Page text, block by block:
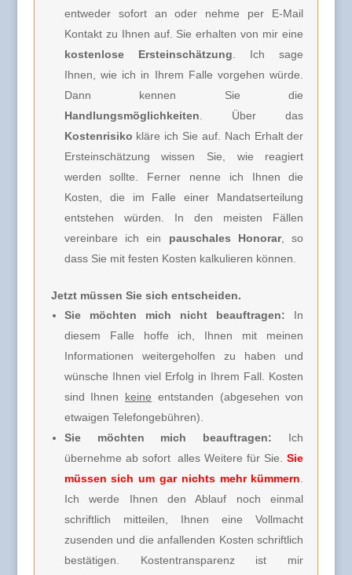
entweder sofort an oder nehme per E-Mail
Kontakt zu Ihnen auf. Sie erhalten von mir eine
kostenlose Ersteinschätzung . Ich sage
Ihnen, wie ich in Ihrem Falle vorgehen würde.
Dann kennen Sie die
Handlungsmöglichkeiten . Über das
Kostenrisiko kläre ich Sie auf. Nach Erhalt der
Ersteinschätzung wissen Sie, wie reagiert
werden sollte. Ferner nenne ich Ihnen die
Kosten, die im Falle einer Mandatserteilung
entstehen würden. In den meisten Fällen
vereinbare ich ein pauschales Honorar, so
dass Sie mit festen Kosten kalkulieren können.
Jetzt müssen Sie sich entscheiden.
Sie möchten mich nicht beauftragen: In
diesem Falle hoffe ich, Ihnen mit meinen
Informationen weitergeholfen zu haben und
wünsche Ihnen viel Erfolg in Ihrem Fall. Kosten
sind Ihnen keine entstanden (abgesehen von
etwaigen Telefongebühren).
Sie möchten mich beauftragen: Ich
übernehme ab sofort alles Weitere für Sie.Sie
müssen sich um gar nichts mehr kümmern
Ich werde Ihnen den Ablauf noch einmal
schriftlich mitteilen, Ihnen eine Vollmacht
zusenden und die anfallenden Kosten schriftlich
bestätigen. Kostentransparenz ist mir